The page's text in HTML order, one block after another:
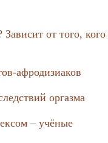
от того, кого
афродизиаков
оргазма
– учёные